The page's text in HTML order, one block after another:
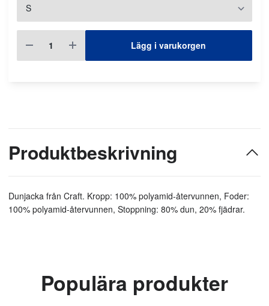
Lägg i varukorgen
Produktbeskrivning
Dunjacka från Craft. Kropp: 100% polyamid-återvunnen, Foder:
100% polyamid-återvunnen, Stoppning: 80% dun, 20% fjädrar.
Populära produkter